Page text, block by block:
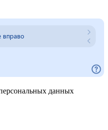
данных